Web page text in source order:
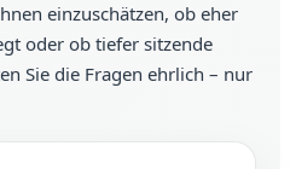
einzuschätzen, ob eher
oder ob tiefer sitzende
Sie die Fragen ehrlich – nur